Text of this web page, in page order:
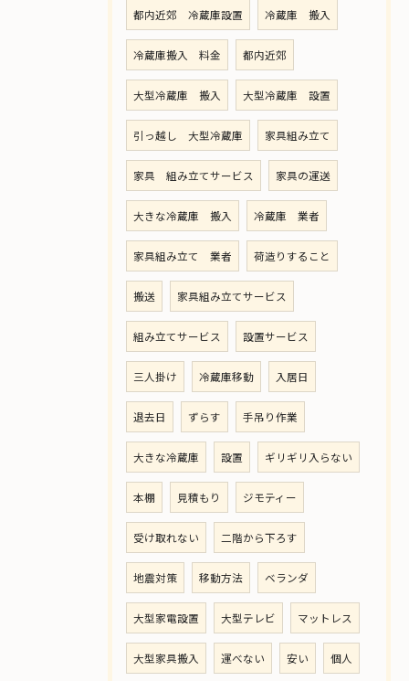
都内近郊 冷蔵庫設置 冷蔵庫 搬入
冷蔵庫搬入 料金 都内近郊
大型冷蔵庫 搬入 大型冷蔵庫 設置
引っ越し 大型冷蔵庫 家具組み立て
家具 組み立てサービス 家具の運送
大きな冷蔵庫 搬入 冷蔵庫 業者
家具組み立て 業者 荷造りすること
搬送 家具組み立てサービス
組み立てサービス 設置サービス
三人掛け 冷蔵庫移動 入居日
退去日 ずらす 手吊り作業
大きな冷蔵庫 設置 ギリギリ入らない
本棚 見積もり ジモティー
受け取れない 二階から下ろす
地震対策 移動方法 ベランダ
大型家電設置 大型テレビ マットレス
大型家具搬入 運べない 安い 個人